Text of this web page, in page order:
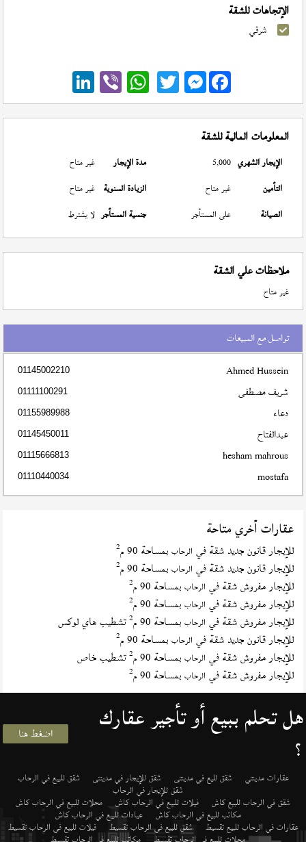
الإتجاهات للشقة
شرقي
Messenger
المعلومات المالية للشقة
الإيجار الشهري 5,000 مدة الإيجار
غير متاح
التأمين
غير متاح الزيادة السنوية غير متاح
الصيانة
على المستأجر جنسية المستأجر لا يشترط
ملاحظات علي الشقة
غير متاح
تواصل مع المبيعات
Ahmed Hussein
01145002210
شريف مصطفى 01111100291
دعاء 01155989988
عبدالفتاح 01145450011
hesham mahrous
01115666813
mostafa
01110440034
عقارات أخري متاحة
للإيجار قانون جديد شقة في الرحاب بمساحة 90 م 2
للإيجار قانون جديد شقة في الرحاب بمساحة 90 م 2
للإيجار مفروش شقة في الرحاب بمساحة 90 م 2
للإيجار مفروش شقة في الرحاب بمساحة 90 م 2
للإيجار مفروش شقة في الرحاب بمساحة 90 م 2تشطيب هاي لوكس
للإيجار قانون جديد شقة في الرحاب بمساحة 90 م 2
للإيجار مفروش شقة في الرحاب بمساحة 90 م 2تشطيب خاص
للإيجار مفروش شقة في الرحاب بمساحة 90 م 2
هل تحلم ببيع أو تأجير عقارك
؟ اضغط هنا
عقارات مدينتي شقق لليع في مدينتى شقق للإيجار في مدينتى شقق للبيع في الرحاب
شقق للإيجار في الرحاب
شقق في الرحاب للبيع كاش فيلات للبيع في الرحاب كاش محلات للبيع في الرحاب كاش
مكاتب للبيع في الرحاب كاش عيادات للبيع في الرحاب كاش
عقارات في الرحاب للبيع تقسيط شقق للبيع في الرحاب تقسيط فيلات للبيع في الرحاب تقسيط